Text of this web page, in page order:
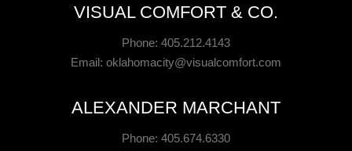
VISUAL COMFORT & CO.
Phone: 405.212.4143
Email: oklahomacity@visualcomfort.com
ALEXANDER MARCHANT
Phone: 405.674.6330